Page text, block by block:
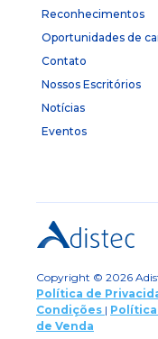
Reconhecimentos
Oportunidades de
Contato
Nossos Escritórios
Notícias
Eventos
Copyright © 2026
Política de
Condições |
de Venda